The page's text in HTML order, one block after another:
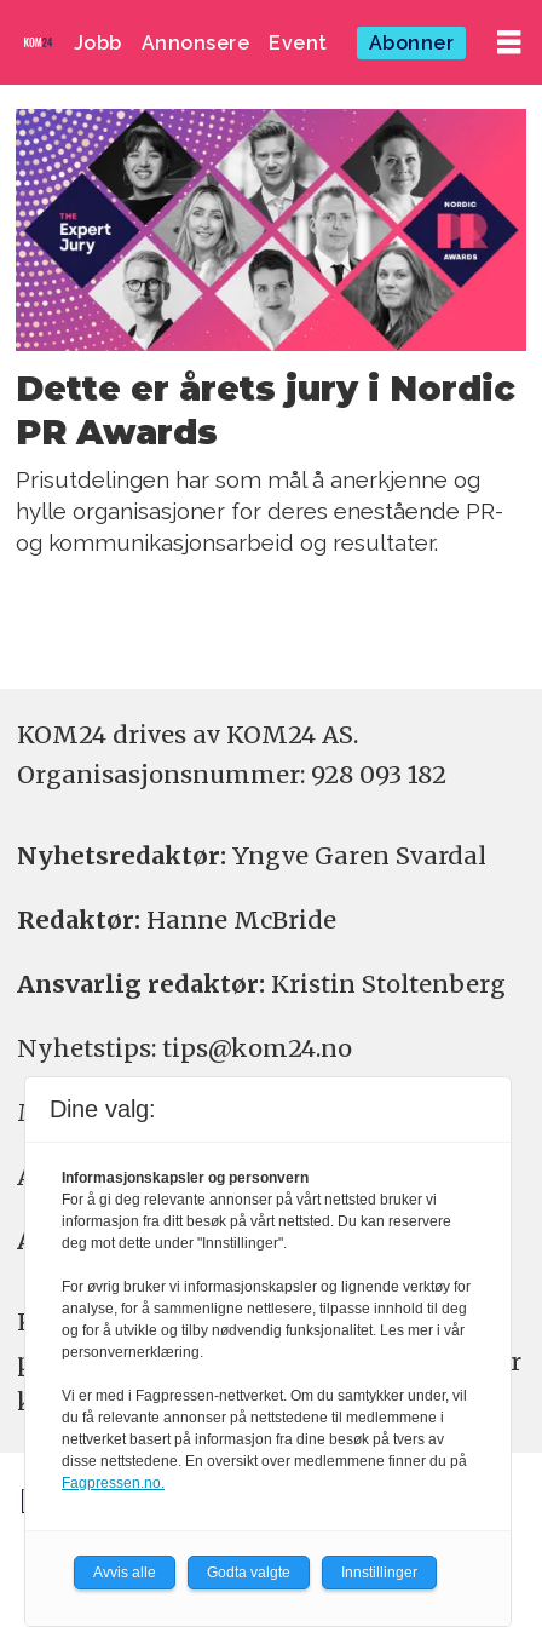
Jobb Annonsere Event Abonner
Emne:
matilda
adelborg
Dette er årets jury i Nordic
PR Awards
Prisutdelingen har som mål å anerkjenne og
hylle organisasjoner for deres enestående PR-
og kommunikasjonsarbeid og resultater.
KOM24 drives av KOM24 AS.
Organisasjons­nummer: 928 093 182
Nyhetsredaktør: Yngve Garen Svardal
Redaktør: Hanne McBride
Ansvarlig redaktør: Kristin Stoltenberg
Nyhetstips: tips@kom24.no
Meninger: meninger@kom24.no
Annonse: annonse@watchmedia.no
Abonnement:kom24@watchmedia.no
KOM24 arbeider etter Vær Varsom-
plakatens regler for god presseskikk. Her
kan du lese mer omPFUsarbeid.
Dine valg:
Informasjonskapsler og personvern
For å gi deg relevante annonser på vårt nettsted bruker vi
informasjon fra ditt besøk på vårt nettsted. Du kan reservere
deg mot dette under "Innstillinger".
For øvrig bruker vi informasjonskapsler og lignende verktøy for
analyse, for å sammenligne nettlesere, tilpasse innhold til deg
og for å utvikle og tilby nødvendig funksjonalitet. Les mer i vår
personvernerklæring.
Vi er med i Fagpressen-nettverket. Om du samtykker under, vil
du få relevante annonser på nettstedene til medlemmene i
nettverket basert på informasjon fra dine besøk på tvers av
disse nettstedene. En oversikt over medlemmene finner du på
Fagpressen.no.
Avvis alle Godta valgte Innstillinger